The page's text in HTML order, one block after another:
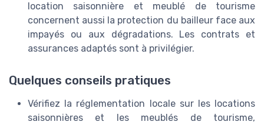
location saisonnière et meublé de tourisme
concernent aussi la protection du bailleur face aux
impayés ou aux dégradations. Les contrats et
assurances adaptés sont à privilégier.
Quelques conseils pratiques
Vérifiez la réglementation locale sur les locations
saisonnières et les meublés de tourisme,